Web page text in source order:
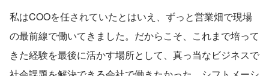
私はCOOを任されていたとはいえ、ずっと営業畑で現場
の最前線で働いてきました。だからこそ、これまで培って
きた経験を最後に活かす場所として、真っ当なビジネスで